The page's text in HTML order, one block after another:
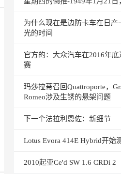
为什么现在是边防卡车在日产
光的时间
官方的：大众汽车在2016年
赛
玛莎拉蒂召回Quattroporte，
Romeo涉及生锈的悬架问题
下一个法拉利恩佐：新细节
Lotus Evora 414E Hybrid开始
2010起亚Ce'd SW 1.6 CRDi 2